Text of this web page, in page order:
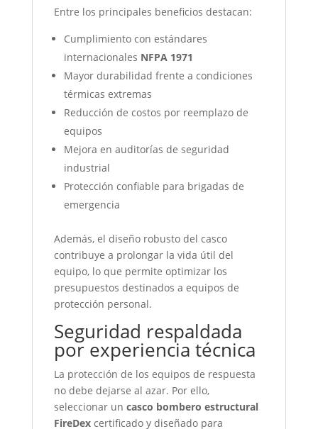
Entre los principales beneficios destacan:
Cumplimiento con estándares
internacionales NFPA 1971
Mayor durabilidad frente a condiciones
térmicas extremas
Reducción de costos por reemplazo de
equipos
Mejora en auditorías de seguridad
industrial
Protección confiable para brigadas de
emergencia
Además, el diseño robusto del casco
contribuye a prolongar la vida útil del
equipo, lo que permite optimizar los
presupuestos destinados a equipos de
protección personal.
Seguridad respaldada
por experiencia técnica
La protección de los equipos de respuesta
no debe dejarse al azar. Por ello,
seleccionar un casco bombero estructural
FireDexcertificado y diseñado para